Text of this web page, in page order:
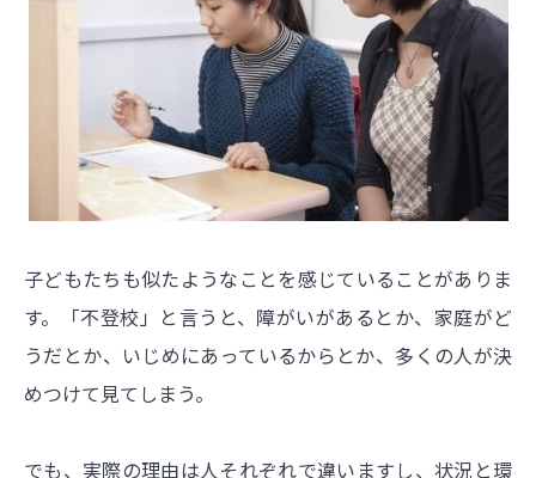
子どもたちも似たようなことを感じていることがありま
す。「不登校」と言うと、障がいがあるとか、家庭がど
うだとか、いじめにあっているからとか、多くの人が決
めつけて見てしまう。
でも、実際の理由は人それぞれで違いますし、状況と環